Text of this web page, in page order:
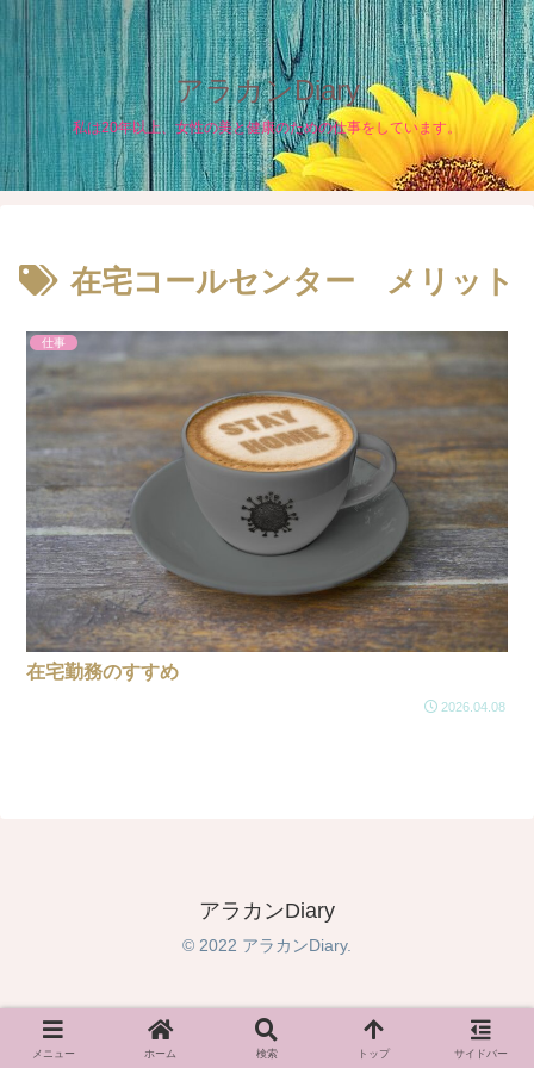
アラカンDiary
私は20年以上、女性の美と健康のための仕事をしています。
在宅コールセンター メリット
仕事
在宅勤務のすすめ
2026.04.08
アラカンDiary
© 2022 アラカンDiary.
メニュー ホーム 検索 トップ サイドバー